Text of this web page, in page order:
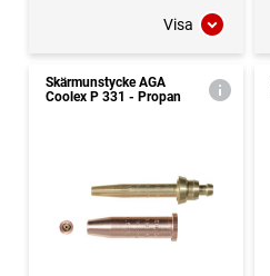
Visa
Skärmunstycke AGA
Coolex P 331 - Propan